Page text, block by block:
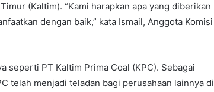
(Kaltim). “Kami harapkan apa yang diberikan
dengan baik,” kata Ismail, Anggota Komisi
seperti PT Kaltim Prima Coal (KPC). Sebagai
telah menjadi teladan bagi perusahaan lainnya di